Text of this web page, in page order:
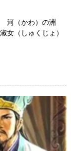
河（かわ）の洲
女（しゅくじょ）